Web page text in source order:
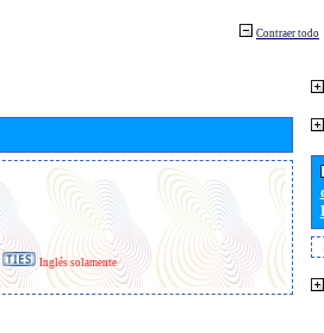
Contraer todo
Inglés solamente